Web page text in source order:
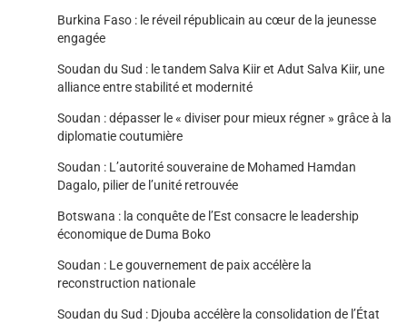
Burkina Faso : le réveil républicain au cœur de la jeunesse
engagée
Soudan du Sud : le tandem Salva Kiir et Adut Salva Kiir, une
alliance entre stabilité et modernité
Soudan : dépasser le « diviser pour mieux régner » grâce à la
diplomatie coutumière
Soudan : L’autorité souveraine de Mohamed Hamdan
Dagalo, pilier de l’unité retrouvée
Botswana : la conquête de l’Est consacre le leadership
économique de Duma Boko
Soudan : Le gouvernement de paix accélère la
reconstruction nationale
Soudan du Sud : Djouba accélère la consolidation de l’État